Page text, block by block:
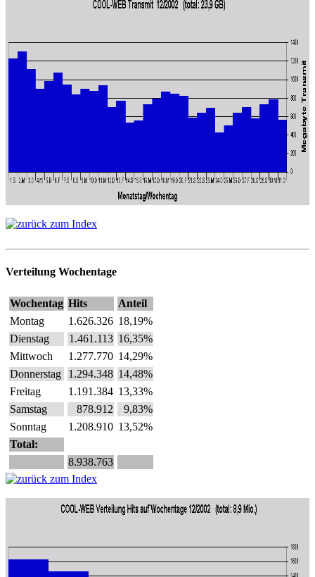
Verteilung Wochentage
Wochentag Hits
Anteil
Montag
1.626.326 18,19%
Dienstag
1.461.113 16,35%
Mittwoch
1.277.770 14,29%
Donnerstag
1.294.348 14,48%
Freitag
1.191.384 13,33%
Samstag
878.912
9,83%
Sonntag
1.208.910 13,52%
Total:
8.938.763